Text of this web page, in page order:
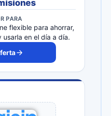
PARA
flexible para ahorrar,
en el día a día.